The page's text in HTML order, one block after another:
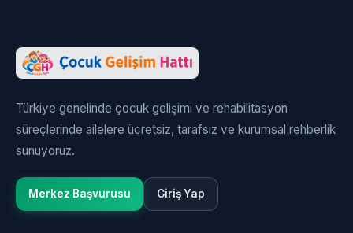
Türkiye genelinde çocuk gelişimi ve rehabilitasyon
süreçlerinde ailelere ücretsiz, tarafsız ve kurumsal rehberlik
sunuyoruz.
Merkez Başvurusu Giriş Yap